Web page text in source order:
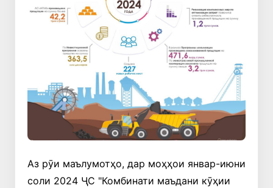
Аз рӯи маълумотҳо, дар моҳҳои январ-июни
соли 2024 ҶС "Комбинати маъдани кӯҳии